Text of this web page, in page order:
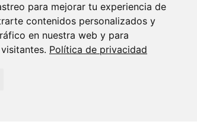
para mejorar tu experiencia de
contenidos personalizados y
en nuestra web y para
Política de privacidad